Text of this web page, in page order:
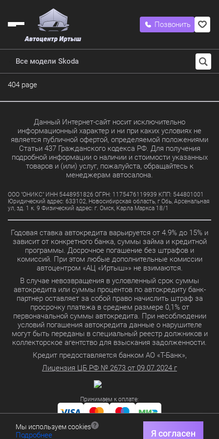
Позвонить
Все модели Skoda
404 page
Данный Интернет-сайт носит исключительно
информационный характер и ни при каких условиях не
является публичной офертой, определяемой положениями
Статьи 437 Гражданского кодекса РФ. Для получения
подробной информации о наличии и стоимости указанных
товаров и (или) услуг, пожалуйста, обращайтесь к
менеджерам автосалона.
ООО "ОНИКС" ИНН 5448951826 ОГРН: 1175476119939 КПП: 544801001
Юридический адрес: 633102, Новосибирская область, г Обь, Арсенальная
ул, зд. 1 к. 9 Физический адрес: г. Омск, Карла Маркса 18/1
Годовая ставка автокредита варьируется от 4.9% до 15% и
зависит от конкретного банка, суммы займа и кредитной
программы. Досрочное погашение без штрафов и
комиссий. При этом любые дополнительные комиссии
автоцентром «АЦ «Иртыш»» не взимаются.
В случае невозвращения в условленный срок суммы
автокредита или суммы процентов по автокредиту банк-
партнер оставляет за собой право начислить штраф за
просрочку платежа в среднем размере 0,1% от
первоначальной суммы автокредита. При несоблюдении
условий погашения автокредита данные о нарушителе
могут быть переданы в специальный реестр должников и
коллекторское агентство для взыскания задолженности.
Кредит предоставляется банком АО «Т-Банк»,
Лицензия ЦБ РФ № 2673 от 09.07.2024 г
Принимаем к оплате:
Политика в отношении обработки персональных данных
Мы используем cookies
Подробнее Я согласен